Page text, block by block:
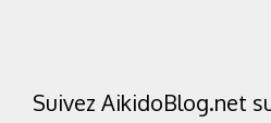
Suivez AikidoBlog.net